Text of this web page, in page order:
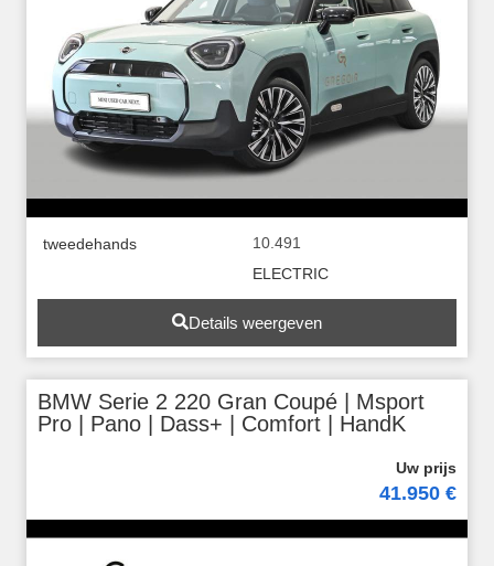
tweedehands
10.491
ELECTRIC
Details weergeven
BMW Serie 2 220 Gran Coupé | Msport
Pro | Pano | Dass+ | Comfort | HandK
41.950 €